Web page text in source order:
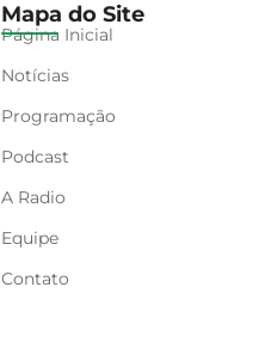
Mapa do Site
Página Inicial
Notícias
Programação
Podcast
A Radio
Equipe
Contato